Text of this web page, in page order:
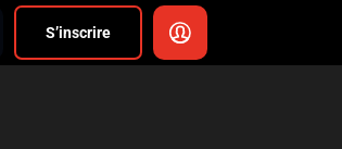
S’inscrire